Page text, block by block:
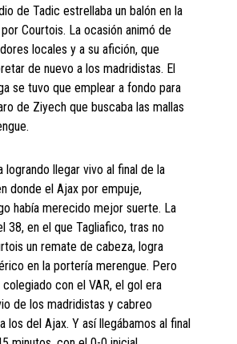
de Tadic estrellaba un balón en la
Courtois. La ocasión animó de
locales y a su afición, que
de nuevo a los madridistas. El
se tuvo que emplear a fondo para
de Ziyech que buscaba las mallas
logrando llegar vivo al final de la
donde el Ajax por empuje,
había merecido mejor suerte. La
38, en el que Tagliafico, tras no
un remate de cabeza, logra
en la portería merengue. Pero
con el VAR, el gol era
de los madridistas y cabreo
los del Ajax. Y así llegábamos al final